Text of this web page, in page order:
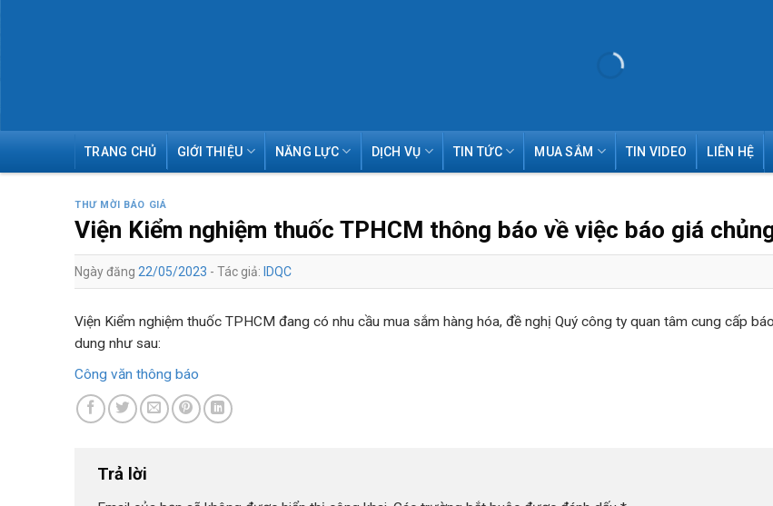
TRANG CHỦ GIỚI THIỆU NĂNG LỰC DỊCH VỤ TIN TỨC MUA SẮM TIN VIDEO LIÊN HỆ
THƯ MỜI BÁO GIÁ
Viện Kiểm nghiệm thuốc TPHCM thông báo về việc báo giá
Ngày đăng 22/05/2023 - Tác giả: IDQC
Viện Kiểm nghiệm thuốc TPHCM đang có nhu cầu mua sắm hàng hóa, đề nghị Quý công ty quan tâm cung cấp
dung như sau:
Công văn thông báo
Trả lời